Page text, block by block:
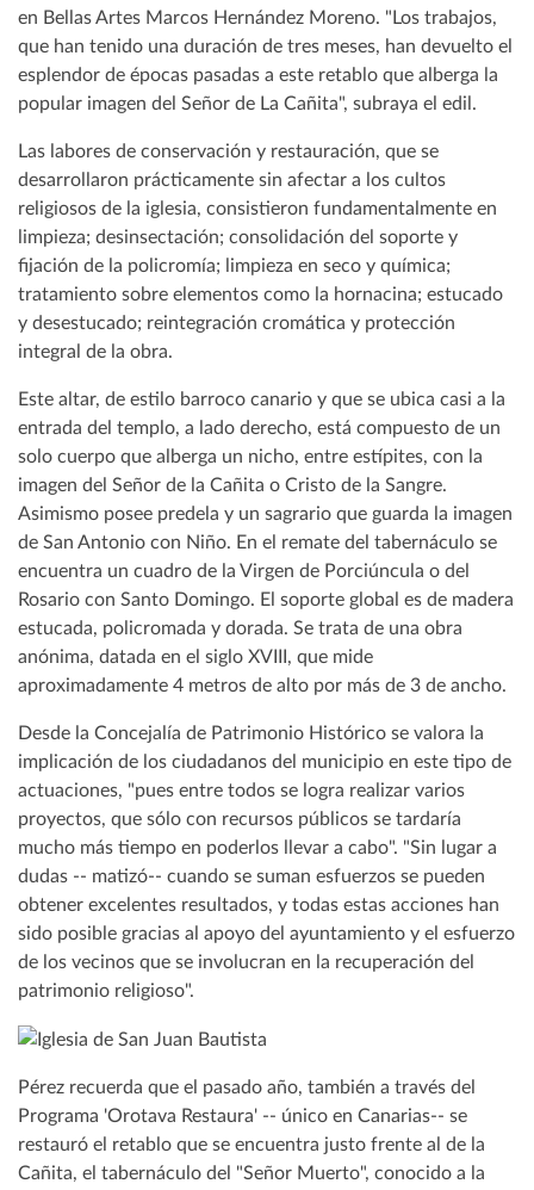
en Bellas Artes Marcos Hernández Moreno. "Los trabajos,
que han tenido una duración de tres meses, han devuelto el
esplendor de épocas pasadas a este retablo que alberga la
popular imagen del Señor de La Cañita", subraya el edil.
Las labores de conservación y restauración, que se
desarrollaron prácticamente sin afectar a los cultos
religiosos de la iglesia, consistieron fundamentalmente en
limpieza; desinsectación; consolidación del soporte y
fijación de la policromía; limpieza en seco y química;
tratamiento sobre elementos como la hornacina; estucado
y desestucado; reintegración cromática y protección
integral de la obra.
Este altar, de estilo barroco canario y que se ubica casi a la
entrada del templo, a lado derecho, está compuesto de un
solo cuerpo que alberga un nicho, entre estípites, con la
imagen del Señor de la Cañita o Cristo de la Sangre.
Asimismo posee predela y un sagrario que guarda la imagen
de San Antonio con Niño. En el remate del tabernáculo se
encuentra un cuadro de la Virgen de Porciúncula o del
Rosario con Santo Domingo. El soporte global es de madera
estucada, policromada y dorada. Se trata de una obra
anónima, datada en el siglo XVIII, que mide
aproximadamente 4 metros de alto por más de 3 de ancho.
Desde la Concejalía de Patrimonio Histórico se valora la
implicación de los ciudadanos del municipio en este tipo de
actuaciones, "pues entre todos se logra realizar varios
proyectos, que sólo con recursos públicos se tardaría
mucho más tiempo en poderlos llevar a cabo". "Sin lugar a
dudas -- matizó-- cuando se suman esfuerzos se pueden
obtener excelentes resultados, y todas estas acciones han
sido posible gracias al apoyo del ayuntamiento y el esfuerzo
de los vecinos que se involucran en la recuperación del
patrimonio religioso".
Pérez recuerda que el pasado año, también a través del
Programa 'Orotava Restaura' -- único en Canarias-- se
restauró el retablo que se encuentra justo frente al de la
Cañita, el tabernáculo del "Señor Muerto", conocido a la